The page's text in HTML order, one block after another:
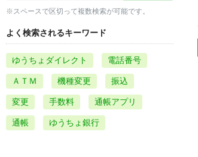
※スペースで区切って複数検索が可能です。
よく検索されるキーワード
ゆうちょダイレクト 電話番号
ＡＴＭ 機種変更 振込
変更 手数料 通帳アプリ
通帳 ゆうちょ銀行